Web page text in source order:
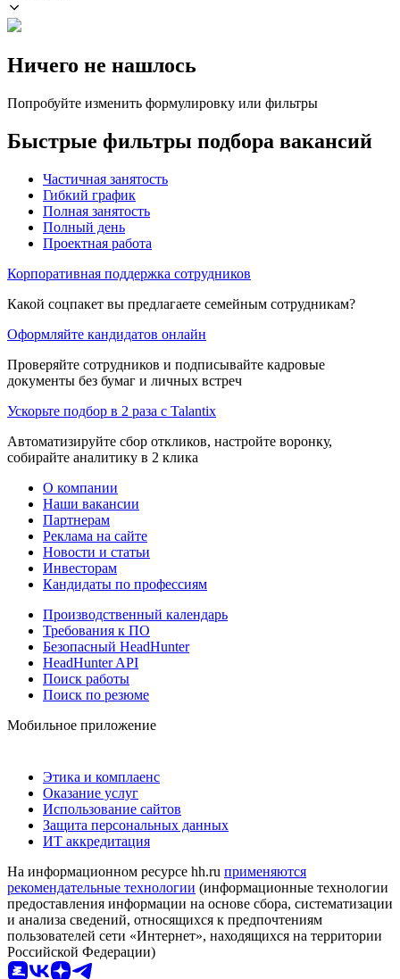
Ничего не нашлось
Попробуйте изменить формулировку или фильтры
Быстрые фильтры подбора вакансий
Частичная занятость
Гибкий график
Полная занятость
Полный день
Проектная работа
Корпоративная поддержка сотрудников
Какой соцпакет вы предлагаете семейным сотрудникам?
Оформляйте кандидатов онлайн
Проверяйте сотрудников и подписывайте кадровые
документы без бумаг и личных встреч
Ускорьте подбор в 2 раза с Talantix
Автоматизируйте сбор откликов, настройте воронку,
собирайте аналитику в 2 клика
О компании
Наши вакансии
Партнерам
Реклама на сайте
Новости и статьи
Инвесторам
Кандидаты по профессиям
Производственный календарь
Требования к ПО
Безопасный HeadHunter
HeadHunter API
Поиск работы
Поиск по резюме
Мобильное приложение
Этика и комплаенс
Оказание услуг
Использование сайтов
Защита персональных данных
ИТ аккредитация
На информационном ресурсе hh.ru применяются
рекомендательные технологии (информационные технологии
предоставления информации на основе сбора, систематизации
и анализа сведений, относящихся к предпочтениям
пользователей сети «Интернет», находящихся на территории
Российской Федерации)